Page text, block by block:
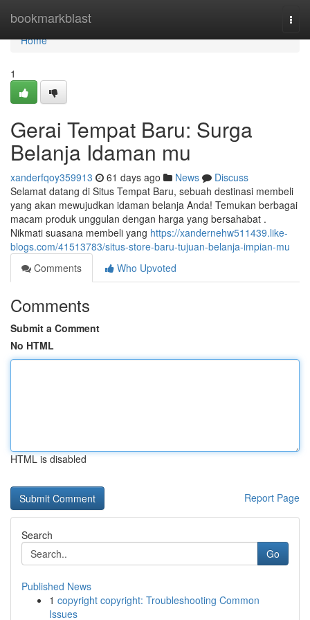
bookmarkblast
Home
Home
1
Gerai Tempat Baru: Surga
Belanja Idaman mu
xanderfqoy359913 61 days ago News
Discuss
Selamat datang di Situs Tempat Baru, sebuah destinasi membeli
yang akan mewujudkan idaman belanja Anda! Temukan berbagai
macam produk unggulan dengan harga yang bersahabat .
Nikmati suasana membeli yang https://xandernehw511439.like-
blogs.com/41513783/situs-store-baru-tujuan-belanja-impian-mu
Comments
Who Upvoted
Comments
Submit a Comment
No HTML
HTML is disabled
Report Page
Search
Go
Published News
1 copyright copyright: Troubleshooting Common
Issues